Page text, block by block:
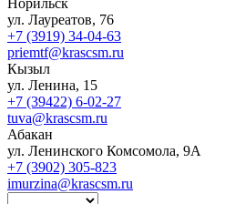
ул. Лауреатов, 76
+7 (3919) 34-04-63
priemtf@krascsm.ru
Кызыл
ул. Ленина, 15
+7 (39422) 6-02-27
tuva@krascsm.ru
Абакан
ул. Ленинского Комсомола, 9А
+7 (3902) 305-823
imurzina@krascsm.ru